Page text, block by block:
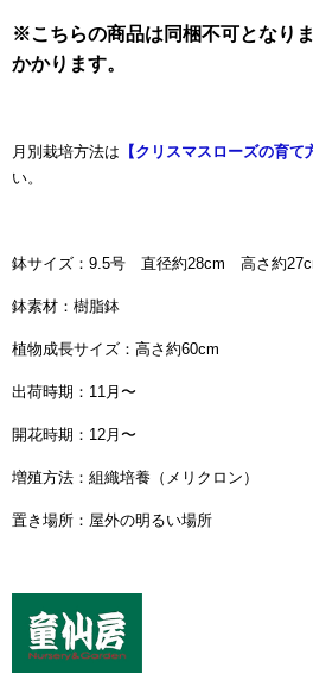
※こちらの商品は同梱不可となり
かかります。
月別栽培方法は 【クリスマスローズの育て
い。
鉢サイズ：9.5号 直径約28cm 高さ約
鉢素材：樹脂鉢
植物成長サイズ：高さ約60cm
出荷時期：11月〜
開花時期：12月〜
増殖方法：組織培養（メリクロン）
置き場所：屋外の明るい場所